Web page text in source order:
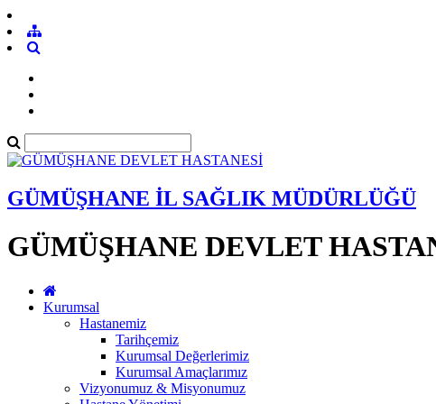
GÜMÜŞHANE İL SAĞLIK MÜDÜRLÜĞÜ
GÜMÜŞHANE DEVLET
Kurumsal
Hastanemiz
Tarihçemiz
Kurumsal Değerlerimiz
Kurumsal Amaçlarımız
Vizyonumuz & Misyonumuz